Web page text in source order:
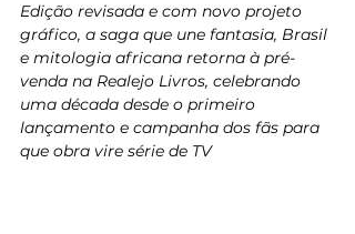
Edição revisada e com novo projeto
gráfico, a saga que une fantasia, Brasil
e mitologia africana retorna à pré-
venda na Realejo Livros, celebrando
uma década desde o primeiro
lançamento e campanha dos fãs para
que obra vire série de TV